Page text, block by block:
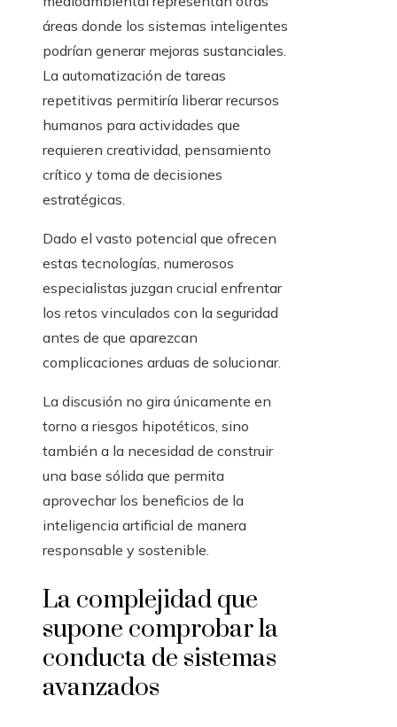
áreas donde los sistemas inteligentes
podrían generar mejoras sustanciales.
La automatización de tareas
repetitivas permitiría liberar recursos
humanos para actividades que
requieren creatividad, pensamiento
crítico y toma de decisiones
estratégicas.
Dado el vasto potencial que ofrecen
estas tecnologías, numerosos
especialistas juzgan crucial enfrentar
los retos vinculados con la seguridad
antes de que aparezcan
complicaciones arduas de solucionar.
La discusión no gira únicamente en
torno a riesgos hipotéticos, sino
también a la necesidad de construir
una base sólida que permita
aprovechar los beneficios de la
inteligencia artificial de manera
responsable y sostenible.
La complejidad que
supone comprobar la
conducta de sistemas
avanzados